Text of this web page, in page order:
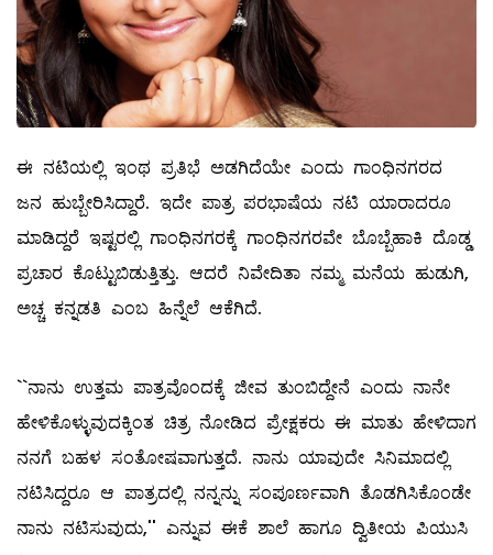
ಈ ನಟಿಯಲ್ಲಿ ಇಂಥ ಪ್ರತಿಭೆ ಅಡಗಿದೆಯೇ ಎಂದು ಗಾಂಧಿನಗರದ
ಜನ ಹುಬ್ಬೇರಿಸಿದ್ದಾರೆ. ಇದೇ ಪಾತ್ರ ಪರಭಾಷೆಯ ನಟಿ ಯಾರಾದರೂ
ಮಾಡಿದ್ದರೆ ಇಷ್ಟರಲ್ಲಿ ಗಾಂಧಿನಗರಕ್ಕೆ ಗಾಂಧಿನಗರವೇ ಬೊಬ್ಬೆಹಾಕಿ ದೊಡ್ಡ
ಪ್ರಚಾರ ಕೊಟ್ಟುಬಿಡುತ್ತಿತ್ತು. ಆದರೆ ನಿವೇದಿತಾ ನಮ್ಮ ಮನೆಯ ಹುಡುಗಿ,
ಅಚ್ಚ ಕನ್ನಡತಿ ಎಂಬ ಹಿನ್ನೆಲೆ ಆಕೆಗಿದೆ.
``ನಾನು ಉತ್ತಮ ಪಾತ್ರವೊಂದಕ್ಕೆ ಜೀವ ತುಂಬಿದ್ದೇನೆ ಎಂದು ನಾನೇ
ಹೇಳಿಕೊಳ್ಳುವುದಕ್ಕಿಂತ ಚಿತ್ರ ನೋಡಿದ ಪ್ರೇಕ್ಷಕರು ಈ ಮಾತು ಹೇಳಿದಾಗ
ನನಗೆ ಬಹಳ ಸಂತೋಷವಾಗುತ್ತದೆ. ನಾನು ಯಾವುದೇ ಸಿನಿಮಾದಲ್ಲಿ
ನಟಿಸಿದ್ದರೂ ಆ ಪಾತ್ರದಲ್ಲಿ ನನ್ನನ್ನು ಸಂಪೂರ್ಣವಾಗಿ ತೊಡಗಿಸಿಕೊಂಡೇ
ನಾನು ನಟಿಸುವುದು,'' ಎನ್ನುವ ಈಕೆ ಶಾಲೆ ಹಾಗೂ ದ್ವಿತೀಯ ಪಿಯುಸಿ